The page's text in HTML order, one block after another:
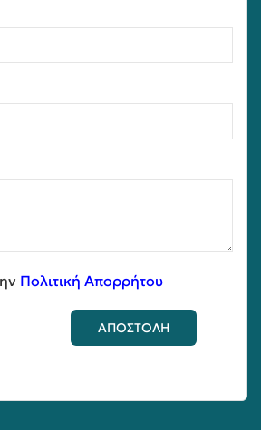
Πολιτική Απορρήτου
ΑΠΟΣΤΟΛΗ